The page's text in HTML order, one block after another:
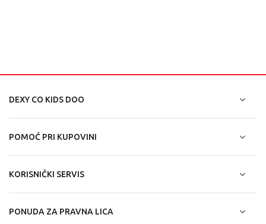
DEXY CO KIDS DOO
POMOĆ PRI KUPOVINI
KORISNIČKI SERVIS
PONUDA ZA PRAVNA LICA